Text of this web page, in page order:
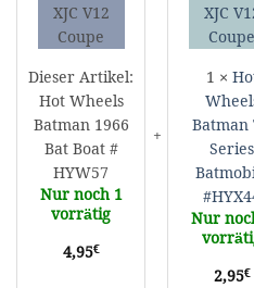
Wheels
1966
Bat
Boat
#
HYW57
Dieser Artikel:
Hot Wheels
Batman 1966
Bat Boat #
HYW57
Nur noch 1
vorrätig
4,95€
1 ×
Batman
Series
Nur
2,95€